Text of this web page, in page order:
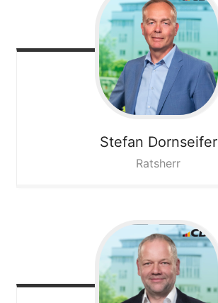
Stefan Dornseifer
Ratsherr